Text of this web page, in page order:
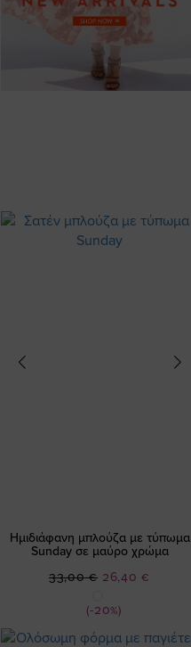
Ημιδιάφανη μπλούζα με τύπωμα
Sunday σε μαύρο χρώμα
(-20%)
Ειδική
26,40 €
33,00 €